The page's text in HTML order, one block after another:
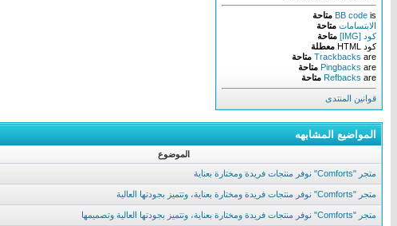
BB code is
متاحة
الابتسامات متاحة
كود [IMG]
متاحة
كود HTML
معطلة
Trackbacks are
متاحة
Pingbacks are
متاحة
Refbacks are متاحة
قوانين المنتدى
المواضيع المشابهه
الموضوع
متجر "Comforts" نوفر منتجات فريدة ومختارة بعناية
متجر "Comforts" نوفر منتجات فريدة ومختارة بعناية، وتتميز بجودتها العالية
متجر "Comforts" نوفر منتجات فريدة ومختارة بعناية، وتتميز بجودتها العالية وتصميمها